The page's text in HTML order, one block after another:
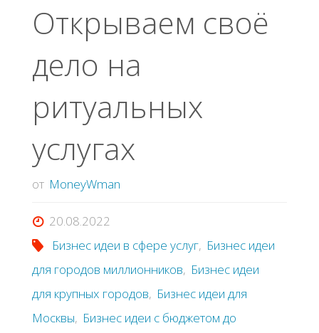
Открываем своё
дело на
ритуальных
услугах
от MoneyWman
20.08.2022
Бизнес идеи в сфере услуг, Бизнес идеи
для городов миллионников, Бизнес идеи
для крупных городов, Бизнес идеи для
Москвы, Бизнес идеи с бюджетом до